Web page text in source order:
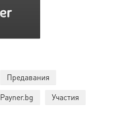
Предавания
Payner.bg
Участия